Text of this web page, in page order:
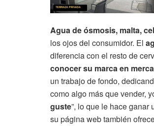
Agua de ósmosis, malta,
los ojos del consumidor. El
diferencia con el resto de
conocer su marca en
un trabajo de fondo,
como algo más que vender,
guste”, lo que le hace
su página web también